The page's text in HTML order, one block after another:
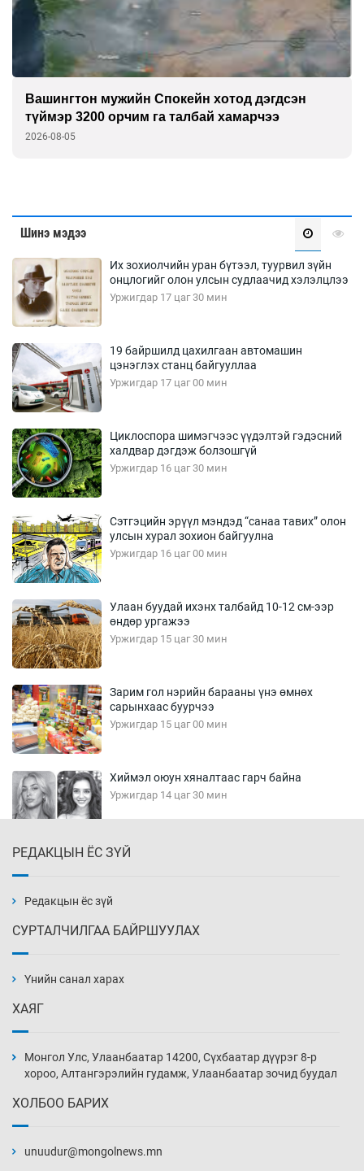
Европчууд ФИФА-гийн боссын эсрэг
2026-08-05
Шинэ мэдээ
Их зохиолчийн уран бүтээл, туурвил зүйн
онцлогийг олон улсын судлаачид хэлэлцлээ
Уржигдар 17 цаг 30 мин
19 байршилд цахилгаан автомашин
цэнэглэх станц байгууллаа
Уржигдар 17 цаг 00 мин
Циклоспора шимэгчээс үүдэлтэй гэдэсний
халдвар дэгдэж болзошгүй
Уржигдар 16 цаг 30 мин
Сэтгэцийн эрүүл мэндэд “санаа тавих” олон
улсын хурал зохион байгуулна
Уржигдар 16 цаг 00 мин
Улаан буудай ихэнх талбайд 10-12 см-ээр
өндөр ургажээ
Уржигдар 15 цаг 30 мин
Зарим гол нэрийн барааны үнэ өмнөх
сарынхаас буурчээ
Уржигдар 15 цаг 00 мин
Хиймэл оюун хяналтаас гарч байна
Уржигдар 14 цаг 30 мин
Уржигдар 14 цаг 00 мин
нэмэгджээ
Уржигдар 13 цаг 30 мин
Уржигдар 13 цаг 00 мин
РЕДАКЦЫН ЁС ЗҮЙ
Редакцын ёс зүй
СУРТАЛЧИЛГАА БАЙРШУУЛАХ
Үнийн санал харах
ХАЯГ
Монгол Улс, Улаанбаатар 14200, Сүхбаатар дүүрэг 8-р
хороо, Алтангэрэлийн гудамж, Улаанбаатар зочид буудал
ХОЛБОО БАРИХ
unuudur@mongolnews.mn